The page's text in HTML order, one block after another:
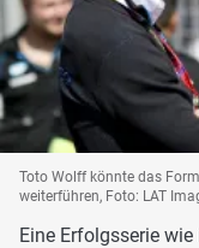
Toto Wolff könnte das
weiterführen, Foto: LAT
Eine Erfolgsserie